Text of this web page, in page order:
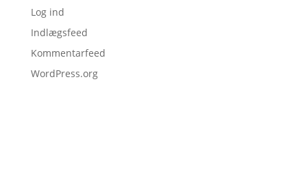
Log ind
Indlægsfeed
Kommentarfeed
WordPress.org